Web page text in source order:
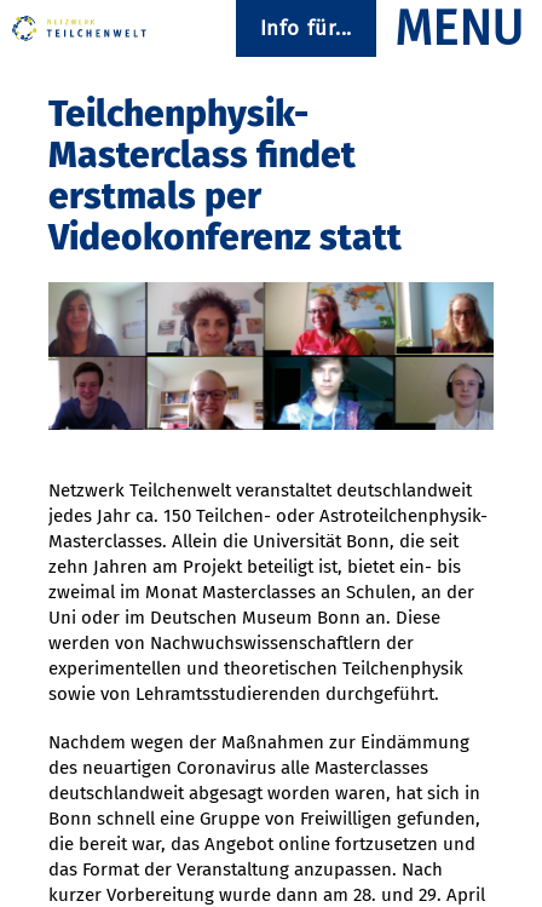
Info für...
Teilchenphysik-
Masterclass findet
erstmals per
Videokonferenz statt
Netzwerk Teilchenwelt veranstaltet deutschlandweit
jedes Jahr ca. 150 Teilchen- oder Astroteilchenphysik-
Masterclasses. Allein die Universität Bonn, die seit
zehn Jahren am Projekt beteiligt ist, bietet ein- bis
zweimal im Monat Masterclasses an Schulen, an der
Uni oder im Deutschen Museum Bonn an. Diese
werden von Nachwuchswissenschaftlern der
experimentellen und theoretischen Teilchenphysik
sowie von Lehramtsstudierenden durchgeführt.
Nachdem wegen der Maßnahmen zur Eindämmung
des neuartigen Coronavirus alle Masterclasses
deutschlandweit abgesagt worden waren, hat sich in
Bonn schnell eine Gruppe von Freiwilligen gefunden,
die bereit war, das Angebot online fortzusetzen und
das Format der Veranstaltung anzupassen. Nach
kurzer Vorbereitung wurde dann am 28. und 29. April